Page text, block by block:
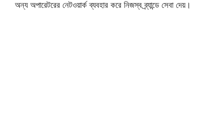
অন্য অপারেটরের নেটওয়ার্ক ব্যবহার করে নিজস্ব ব্র্যান্ডে সেবা দেয়।